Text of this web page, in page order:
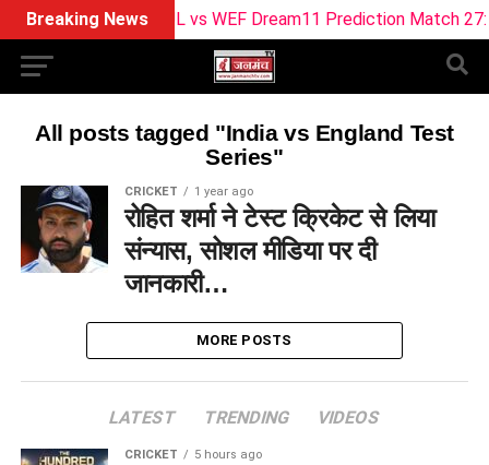
Breaking NewsSUL vs WEF Dream11 Prediction Match 27:
All posts tagged "India vs England Test
Series"
CRICKET 1 year ago
रोहित शर्मा ने टेस्ट क्रिकेट से लिया
संन्यास, सोशल मीडिया पर दी
जानकारी…
MORE POSTS
LATEST TRENDING VIDEOS
CRICKET 5 hours ago